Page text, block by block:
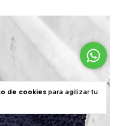
de cookies para agilizar tu